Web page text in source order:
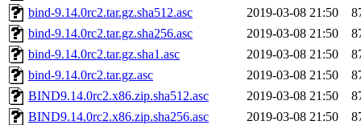
bind-9.14.0rc2.tar.gz.sha512.asc
2019-03-08 21:50
bind-9.14.0rc2.tar.gz.sha256.asc
2019-03-08 21:50
bind-9.14.0rc2.tar.gz.sha1.asc
2019-03-08 21:50
bind-9.14.0rc2.tar.gz.asc
2019-03-08 21:50
BIND9.14.0rc2.x86.zip.sha512.asc
2019-03-08 21:50
BIND9.14.0rc2.x86.zip.sha256.asc
2019-03-08 21:50